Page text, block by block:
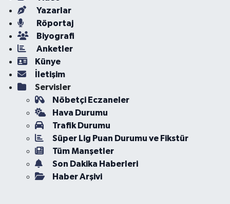
Yazarlar
Röportaj
Biyografi
Anketler
Künye
İletişim
Servisler
Nöbetçi Eczaneler
Hava Durumu
Trafik Durumu
Süper Lig Puan Durumu ve Fikstür
Tüm Manşetler
Son Dakika Haberleri
Haber Arşivi